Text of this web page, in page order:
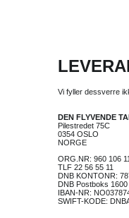
Vi fyller dessverre
DEN FLYVENDE
Pilestredet 75C
0354 OSLO
NORGE
ORG.NR: 960 106
TLF 22 56 55 11
DNB KONTONR:
DNB Postboks
IBAN-NR:
SWIFT-KODE: